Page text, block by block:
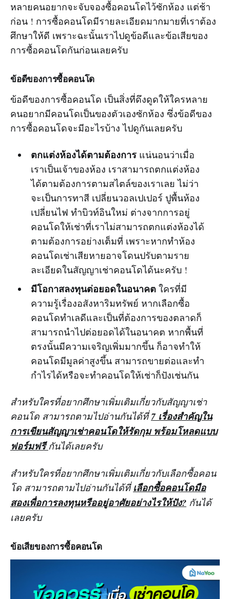
หลายคนอยากจะจับจองซื้อคอนโดไว้ซักห้อง แต่ช้า
ก่อน ! การซื้อคอนโดมีรายละเอียดมากมายที่เราต้อง
ศึกษาให้ดี เพราะฉะนั้นเราไปดูข้อดีและข้อเสียของ
การซื้อคอนโดกันก่อนเลยครับ
ข้อดีของการซื้อคอนโด
ข้อดีของการซื้อคอนโด เป็นสิ่งที่ดึงดูดให้ใครหลาย
คนอยากมีคอนโดเป็นของตัวเองซักห้อง ซึ่งข้อดีของ
การซื้อคอนโดจะมีอะไรบ้าง ไปดูกันเลยครับ
ตกแต่งห้องได้ตามต้องการแน่นอนว่าเมื่อ
เราเป็นเจ้าของห้อง เราสามารถตกแต่งห้อง
ได้ตามต้องการตามสไตล์ของเราเลย ไม่ว่า
จะเป็นการทาสี เปลี่ยนวอลเปเปอร์ ปูพื้นห้อง
เปลี่ยนไฟ ทำบิวท์อินใหม่ ต่างจากการอยู่
คอนโดให้เช่าที่เราไม่สามารถตกแต่งห้องได้
ตามต้องการอย่างเต็มที่ เพราะหากทำห้อง
คอนโดเช่าเสียหายอาจโดนปรับตามราย
ละเอียดในสัญญาเช่าคอนโดได้นะครับ !
มีโอกาสลงทุนต่อยอดในอนาคต ใครที่มี
ความรู้เรื่องอสังหาริมทรัพย์ หากเลือกซื้อ
คอนโดทำเลดีและเป็นที่ต้องการของตลาดก็
สามารถนำไปต่อยอดได้ในอนาคต หากพื้นที่
ตรงนั้นมีความเจริญเพิ่มมากขึ้น ก็อาจทำให้
คอนโดมีมูลค่าสูงขึ้น สามารถขายต่อและทำ
กำไรได้หรือจะทำคอนโดให้เช่าก็ปังเช่นกัน
สำหรับใครที่อยากศึกษาเพิ่มเติมเกี่ยวกับสัญญาเช่า
คอนโด สามารถตามไปอ่านกันได้ที่7 เรื่องสำคัญใน
การเขียนสัญญาเช่าคอนโดให้รัดกุม พร้อมโหลดแบบ
ฟอร์มฟรีกันได้เลยครับ
สำหรับใครที่อยากศึกษาเพิ่มเติมเกี่ยวกับเลือกซื้อคอน
โด สามารถตามไปอ่านกันได้ที่ เลือกซื้อคอนโดมือ
สองเพื่อการลงทุนหรืออยู่อาศัยอย่างไรให้ปัง? กันได้
เลยครับ
ข้อเสียของการซื้อคอนโด